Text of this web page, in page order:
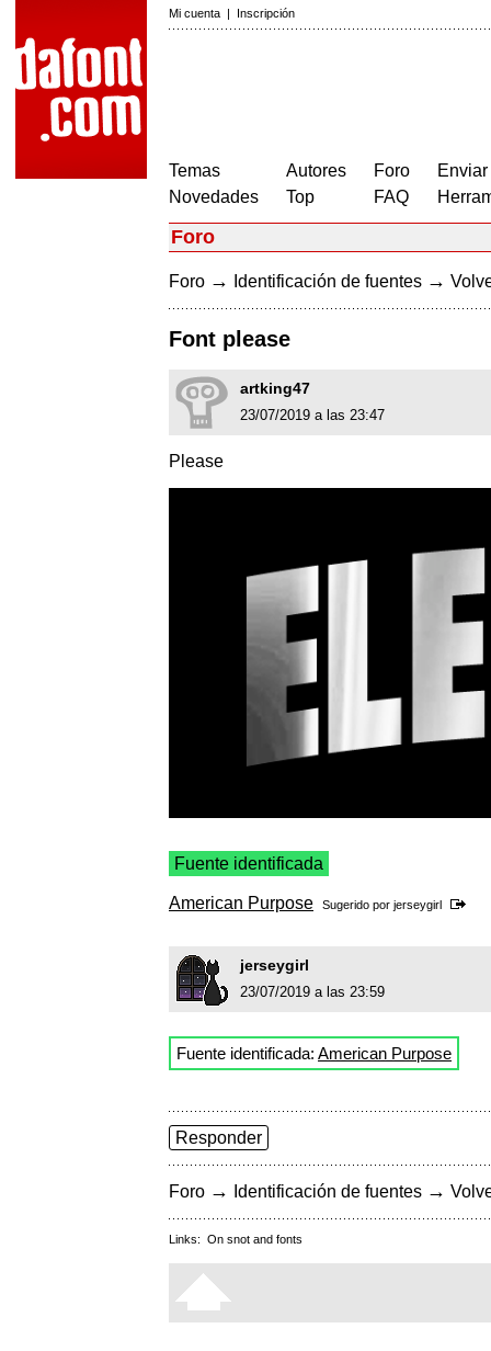
Mi cuenta | Inscripción
Temas
Novedades
Autores
Top
Foro
FAQ
Foro
Foro → Identificación de fuentes →
Font please
artking47
23/07/2019 a las 23:47
Please
Fuente identificada
American Purpose Sugerido por jerseygirl
jerseygirl
23/07/2019 a las 23:59
Fuente identificada: American Purpose
Responder
Foro → Identificación de fuentes →
Links: On snot and fonts